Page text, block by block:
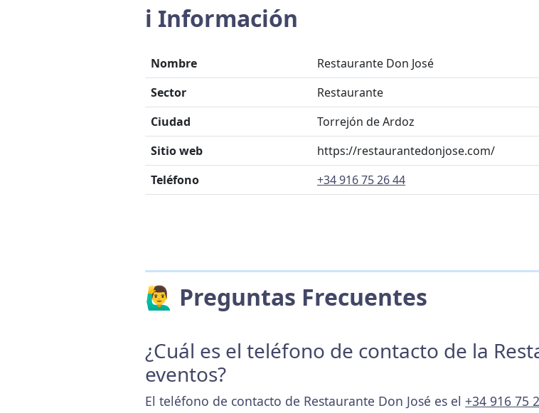
ℹ️ Información
Nombre
Restaurante Don José
Sector
Restaurante
Ciudad
Torrejón de Ardoz
Sitio web
https://restaurantedonjose.com/
Teléfono
+34 916 75 26 44
🙋‍♂️ Preguntas Frecuentes
¿Cuál es el teléfono de contacto de la
eventos?
El teléfono de contacto de Restaurante Don José es el +34 916 75